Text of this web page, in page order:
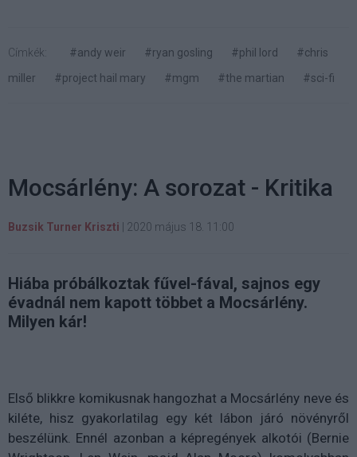
Címkék: #andy weir #ryan gosling #phil lord
#chris
miller
#project hail mary #mgm #the martian #sci-fi
Mocsárlény: A sorozat - Kritika
Buzsik Turner Kriszti 2020 május 18. 11:00
Hiába próbálkoztak fűvel-fával, sajnos egy
évadnál nem kapott többet a Mocsárlény.
Milyen kár!
Első blikkre komikusnak hangozhat a Mocsárlény neve és
kiléte, hisz gyakorlatilag egy két lábon járó növényről
beszélünk. Ennél azonban a képregények alkotói (Bernie